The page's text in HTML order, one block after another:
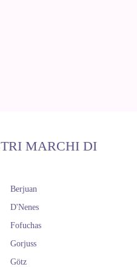
MARCHI DI
Berjuan
D'Nenes
Fofuchas
Gorjuss
Götz